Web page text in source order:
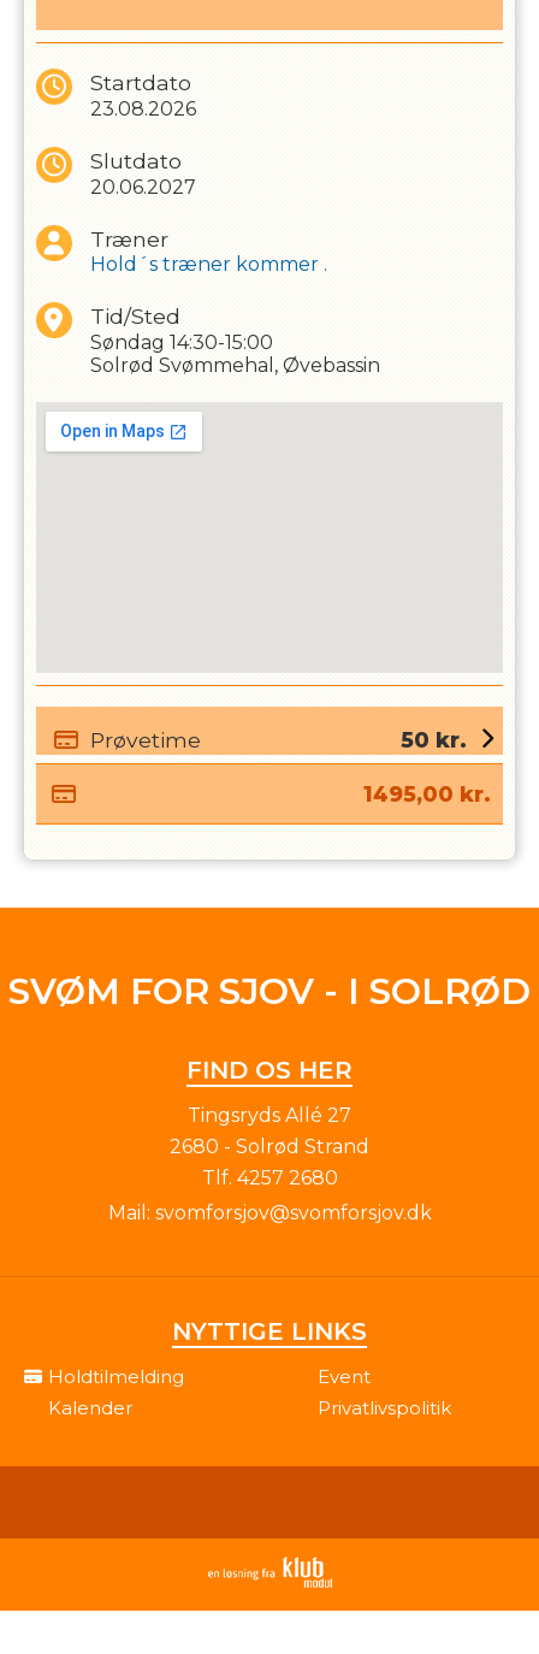
Startdato
23.08.2026
Slutdato
20.06.2027
Træner
Hold´s træner kommer .
Tid/Sted
Søndag 14:30-15:00
Solrød Svømmehal, Øvebassin
Prøvetime 50 kr.
1495,00 kr.
SVØM FOR SJOV - I SOLRØD
FIND OS HER
Tingsryds Allé 27
2680 - Solrød Strand
Tlf. 4257 2680
Mail: svomforsjov@svomforsjov.dk
NYTTIGE LINKS
Holdtilmelding
Event
Kalender
Privatlivspolitik